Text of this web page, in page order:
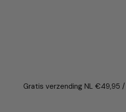
Gratis verzending NL €49,95 /